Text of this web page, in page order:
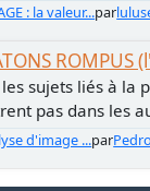
: la valeur...par
ROMPUS
les sujets liés à la
pas dans les
d'image ...par